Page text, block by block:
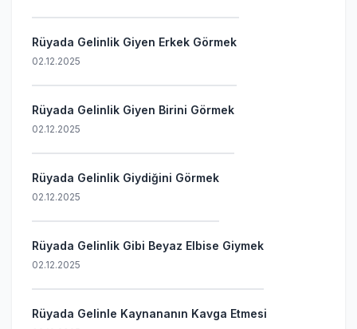
Rüyada Gelinlik Giyen Erkek Görmek
02.12.2025
Rüyada Gelinlik Giyen Birini Görmek
02.12.2025
Rüyada Gelinlik Giydiğini Görmek
02.12.2025
Rüyada Gelinlik Gibi Beyaz Elbise Giymek
02.12.2025
Rüyada Gelinle Kaynananın Kavga Etmesi